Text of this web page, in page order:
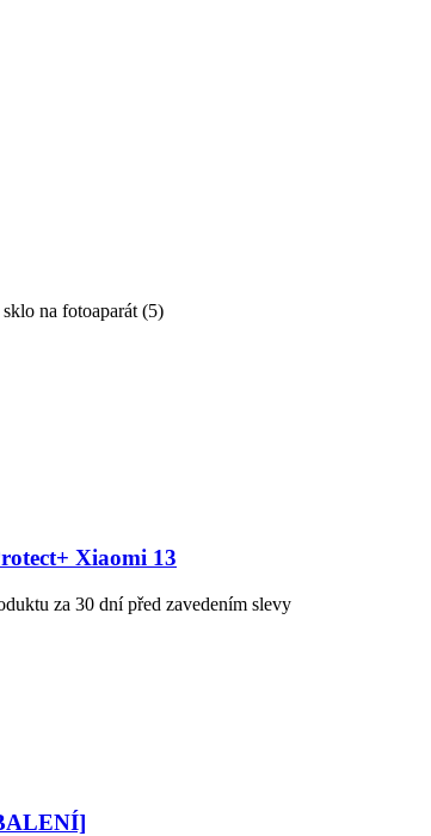
na fotoaparát (5)
Xiaomi 13
za 30 dní před zavedením slevy